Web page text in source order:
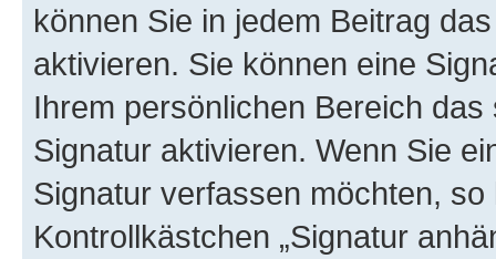
können Sie in jedem Beitrag
aktivieren. Sie können eine
Ihrem persönlichen Bereich
Signatur aktivieren. Wenn Sie
Signatur verfassen möchten,
Kontrollkästchen „Signatur